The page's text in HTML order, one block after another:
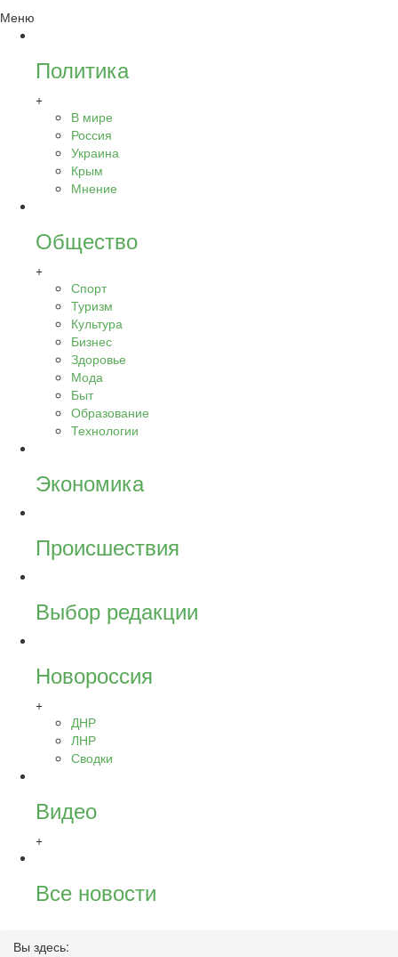
Меню
Политика
+
В мире
Россия
Украина
Крым
Мнение
Общество
+
Спорт
Туризм
Культура
Бизнес
Здоровье
Мода
Быт
Образование
Технологии
Экономика
Происшествия
Выбор редакции
Новороссия
+
ДНР
ЛНР
Сводки
Видео
+
Все новости
Вы здесь: